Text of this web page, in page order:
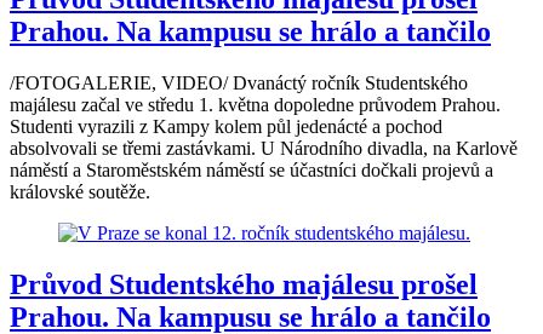
Prahou. Na kampusu se hrálo a tančilo
/FOTOGALERIE, VIDEO/ Dvanáctý ročník Studentského
majálesu začal ve středu 1. května dopoledne průvodem Prahou.
Studenti vyrazili z Kampy kolem půl jedenácté a pochod
absolvovali se třemi zastávkami. U Národního divadla, na Karlově
náměstí a Staroměstském náměstí se účastníci dočkali projevů a
královské soutěže.
Průvod Studentského majálesu prošel
Prahou. Na kampusu se hrálo a tančilo